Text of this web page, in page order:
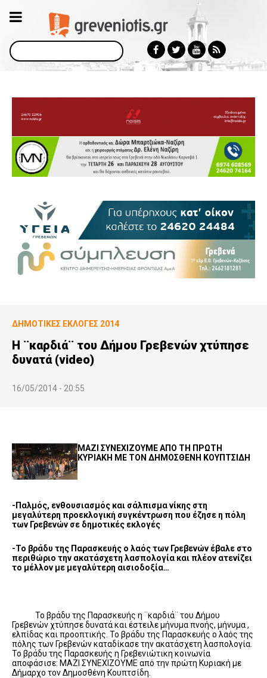
Αναζήτηση
ΔΗΜΟΤΙΚΕΣ ΕΚΛΟΓΕΣ 2014
Η ¨καρδιά¨ του Δήμου Γρεβενών χτύπησε
δυνατά (video)
16/05/2014 - 20:55
ΜΑΖΙ ΣΥΝΕΧΙΖΟΥΜΕ ΑΠΟ ΤΗ ΠΡΩΤΗ
ΚΥΡΙΑΚΗ ΜΕ ΤΟΝ ΔΗΜΟΣΘΕΝΗ ΚΟΥΠΤΣΙΔΗ
-Παλμός, ενθουσιασμός και σάλπισμα νίκης στη
μεγαλύτερη προεκλογική συγκέντρωση που έζησε η πόλη
των Γρεβενών σε δημοτικές εκλογές
-Το βράδυ της Παρασκευής ο λαός των Γρεβενών έβαλε στο
περιθώριο την ακατάσχετη λασπολογία και πλέον ατενίζει
το μέλλον με μεγαλύτερη αισιοδοξία…
Το βράδυ της Παρασκευής η ¨καρδιά¨ του Δήμου
Γρεβενών χτύπησε δυνατά και έστειλε μήνυμα πνοής, μήνυμα ,
ελπίδας και προοπτικής. Το βράδυ της Παρασκευής ο λαός της
πόλης των Γρεβενών καταδίκασε την ακατάσχετη λασπολογία.
Το βράδυ της Παρασκευής η Γρεβενιώτικη κοινωνία
αποφάσισε: ΜΑΖΙ ΣΥΝΕΧΙΖΟΥΜΕ από την πρώτη Κυριακή με
Δήμαρχο τον Δημοσθένη Κουπτσίδη.